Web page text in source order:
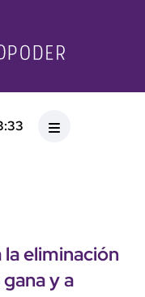
eliminación
y a